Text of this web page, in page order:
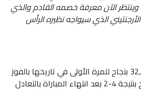
كأس العالم 2026، وينتظر الآن معرفة خصمه القادم والذي
الذي سيواجه نظيره الرأس
نجحت مصر في عبور دور الـ32 بنجاح للمرة الأولى في تاريخها بالفوز
على أستراليا بركلات الترجيح بنتيجة 4-2 بعد انتهاء المباراة بالتعادل